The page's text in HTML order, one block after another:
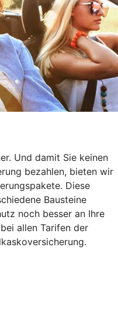
Und damit Sie keinen
bezahlen, bieten wir
Diese
Bausteine
noch besser an Ihre
allen Tarifen der